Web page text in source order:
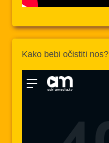
Kako bebi očistiti nos?